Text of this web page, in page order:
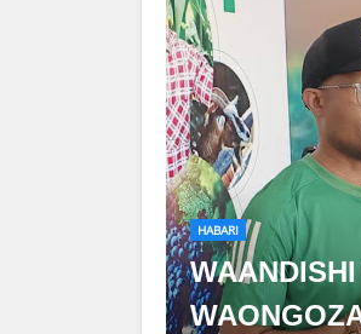
HABARI